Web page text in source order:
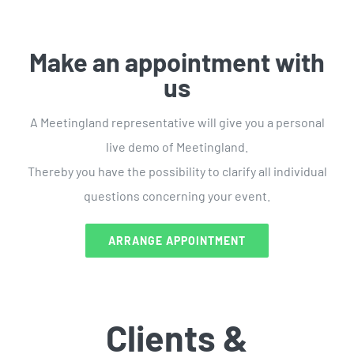
Make an appointment with
us
A Meetingland representative will give you a personal
live demo of Meetingland.
Thereby you have the possibility to clarify all individual
questions concerning your event.
ARRANGE APPOINTMENT
Clients &